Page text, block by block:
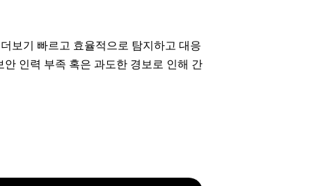
보기 빠르고 효율적으로 탐지하고 대응
인력 부족 혹은 과도한 경보로 인해 간